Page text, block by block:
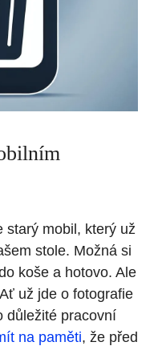
starý mobil, který už
stole. Možná si
koše a hotovo. Ale
už jde o fotografie
důležité pracovní
na paměti, že před